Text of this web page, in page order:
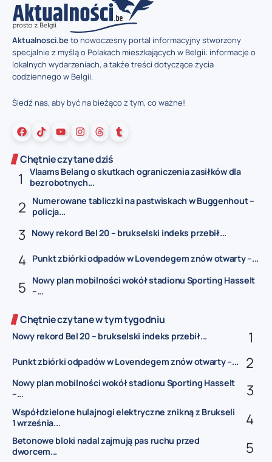
Aktualnosci.beto nowoczesny portal informacyjny stworzony
specjalnie z myślą o Polakach mieszkających w Belgii: informacje o
lokalnych wydarzeniach, a także treści dotyczące życia
codziennego w Belgii.
Śledź nas, aby być na bieżąco z tym, co ważne!
Chętnie czytane dziś
Vlaams Belang o skutkach ograniczenia zasiłków dla
bezrobotnych...
Numerowane tabliczki na pastwiskach w Buggenhout –
policja...
Nowy rekord Bel 20 – brukselski indeks przebił...
Punkt zbiórki odpadów w Lovendegem znów otwarty –...
Nowy plan mobilności wokół stadionu Sporting Hasselt
–...
Chętnie czytane w tym tygodniu
Nowy rekord Bel 20 – brukselski indeks przebił...
Punkt zbiórki odpadów w Lovendegem znów otwarty –...
Nowy plan mobilności wokół stadionu Sporting Hasselt
–...
Współdzielone hulajnogi elektryczne znikną z Brukseli
1 września...
Betonowe bloki nadal zajmują pas ruchu przed
dworcem...